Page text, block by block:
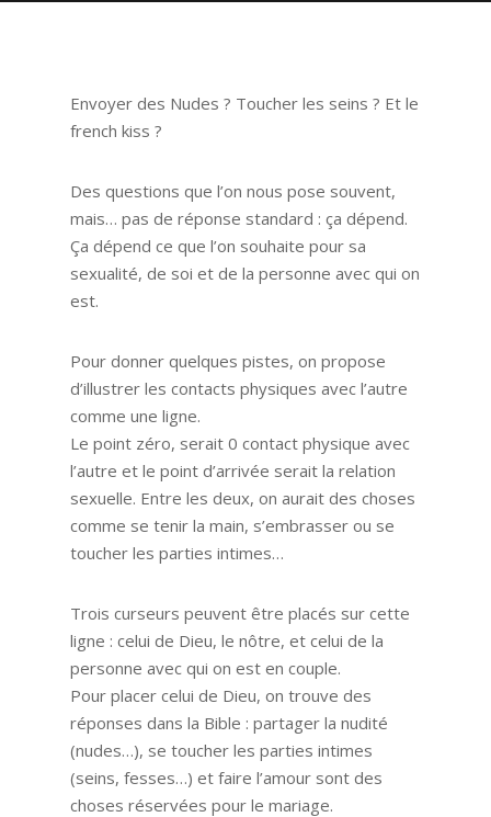
Envoyer des Nudes ? Toucher les seins ? Et le
french kiss ?
Des questions que l’on nous pose souvent,
mais… pas de réponse standard : ça dépend.
Ça dépend ce que l’on souhaite pour sa
sexualité, de soi et de la personne avec qui on
est.
Pour donner quelques pistes, on propose
d’illustrer les contacts physiques avec l’autre
comme une ligne.
Le point zéro, serait 0 contact physique avec
l’autre et le point d’arrivée serait la relation
sexuelle. Entre les deux, on aurait des choses
comme se tenir la main, s’embrasser ou se
toucher les parties intimes…
Trois curseurs peuvent être placés sur cette
ligne : celui de Dieu, le nôtre, et celui de la
personne avec qui on est en couple.
Pour placer celui de Dieu, on trouve des
réponses dans la Bible : partager la nudité
(nudes…), se toucher les parties intimes
(seins, fesses…) et faire l’amour sont des
choses réservées pour le mariage.